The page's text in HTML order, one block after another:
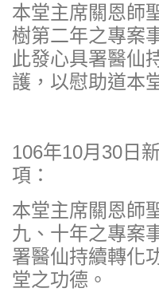
本堂主席關恩師
樹第二年之專案
此發心具署醫仙
護，以慰助道本
106年10月30日
項：
本堂主席關恩師
九、十年之專案
署醫仙持續轉化
堂之功德。